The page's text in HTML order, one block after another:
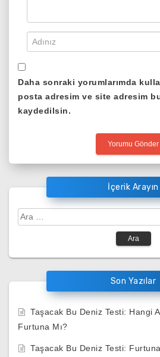
Daha sonraki yorumlarımda
posta adresim ve site adresim bu
kaydedilsin.
İçerik Arayın
Arama:
Son Yazılar
Taşacak Bu Deniz Testi: Hangi
Furtuna Mı?
Taşacak Bu Deniz Testi: